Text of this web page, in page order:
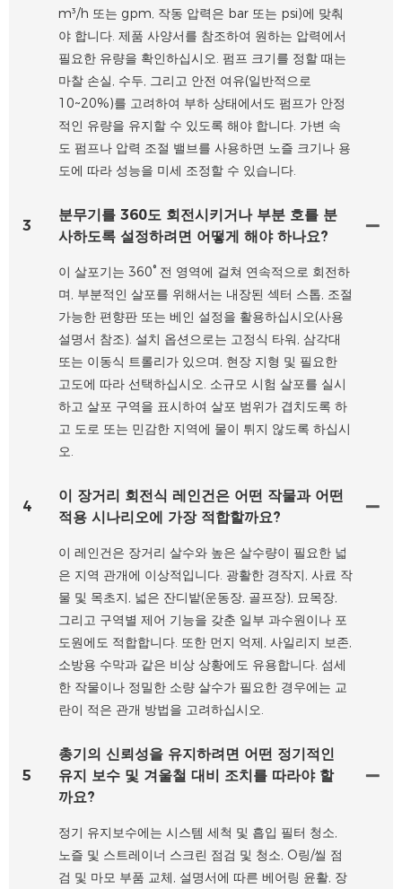
m³/h 또는 gpm, 작동 압력은 bar 또는 psi)에 맞춰
야 합니다. 제품 사양서를 참조하여 원하는 압력에서
필요한 유량을 확인하십시오. 펌프 크기를 정할 때는
마찰 손실, 수두, 그리고 안전 여유(일반적으로
10~20%)를 고려하여 부하 상태에서도 펌프가 안정
적인 유량을 유지할 수 있도록 해야 합니다. 가변 속
도 펌프나 압력 조절 밸브를 사용하면 노즐 크기나 용
도에 따라 성능을 미세 조정할 수 있습니다.
3
분무기를 360도 회전시키거나 부분 호를 분
사하도록 설정하려면 어떻게 해야 하나요?
이 살포기는 360° 전 영역에 걸쳐 연속적으로 회전하
며, 부분적인 살포를 위해서는 내장된 섹터 스톱, 조절
가능한 편향판 또는 베인 설정을 활용하십시오(사용
설명서 참조). 설치 옵션으로는 고정식 타워, 삼각대
또는 이동식 트롤리가 있으며, 현장 지형 및 필요한
고도에 따라 선택하십시오. 소규모 시험 살포를 실시
하고 살포 구역을 표시하여 살포 범위가 겹치도록 하
고 도로 또는 민감한 지역에 물이 튀지 않도록 하십시
오.
4
이 장거리 회전식 레인건은 어떤 작물과 어떤
적용 시나리오에 가장 적합할까요?
이 레인건은 장거리 살수와 높은 살수량이 필요한 넓
은 지역 관개에 이상적입니다. 광활한 경작지, 사료 작
물 및 목초지, 넓은 잔디밭(운동장, 골프장), 묘목장,
그리고 구역별 제어 기능을 갖춘 일부 과수원이나 포
도원에도 적합합니다. 또한 먼지 억제, 사일리지 보존,
소방용 수막과 같은 비상 상황에도 유용합니다. 섬세
한 작물이나 정밀한 소량 살수가 필요한 경우에는 교
란이 적은 관개 방법을 고려하십시오.
5
총기의 신뢰성을 유지하려면 어떤 정기적인
유지 보수 및 겨울철 대비 조치를 따라야 할
까요?
정기 유지보수에는 시스템 세척 및 흡입 필터 청소,
노즐 및 스트레이너 스크린 점검 및 청소, O링/씰 점
검 및 마모 부품 교체, 설명서에 따른 베어링 윤활, 장